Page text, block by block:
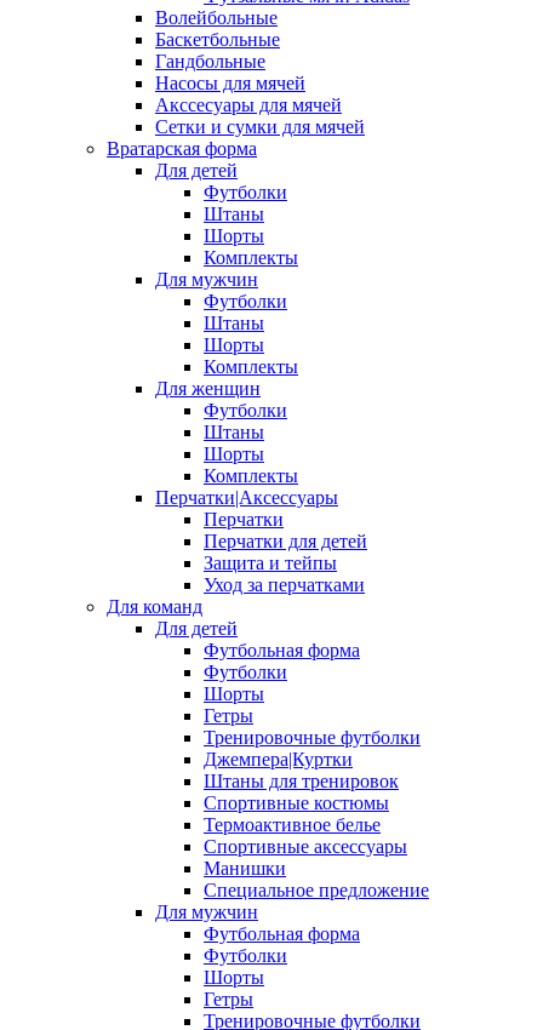
Волейбольные
Баскетбольные
Гандбольные
Насосы для мячей
Акссесуары для мячей
Сетки и сумки для мячей
Вратарская форма
Для детей
Футболки
Штаны
Шорты
Комплекты
Для мужчин
Футболки
Штаны
Шорты
Комплекты
Для женщин
Футболки
Штаны
Шорты
Комплекты
Перчатки|Аксессуары
Перчатки
Перчатки для детей
Защита и тейпы
Уход за перчатками
Для команд
Для детей
Футбольная форма
Футболки
Шорты
Гетры
Тренировочные футболки
Джемпера|Куртки
Штаны для тренировок
Спортивные костюмы
Термоактивное белье
Спортивные аксессуары
Манишки
Специальное предложение
Для мужчин
Футбольная форма
Футболки
Шорты
Гетры
Тренировочные футболки